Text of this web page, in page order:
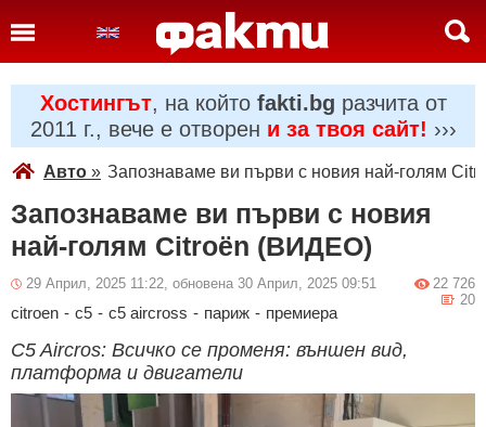
Хостингът, на който fakti.bg разчита от
2011 г., вече е отворен и за твоя сайт! ›››
Авто » Запознаваме ви първи с новия най-голям
Запознаваме ви първи с новия
най-голям Citroën (ВИДЕО)
29 Април, 2025 11:22, обновена 30 Април, 2025 09:51
22 726
20
citroen - c5 - c5 aircross - париж - премиера
C5 Aircros: Всичко се променя: външен вид,
платформа и двигатели